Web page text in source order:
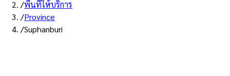
/พื้นที่ให้บริการ
/Province
/Suphanburi